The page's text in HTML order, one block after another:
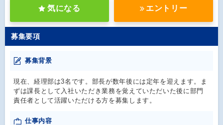
気になる エントリー
募集要項
募集背景
現在、経理部は3名です。部長が数年後には定年を迎えます。ま
ずは課長として入社いただき業務を覚えていただいた後に部門
責任者として活躍いただける方を募集します。
仕事内容